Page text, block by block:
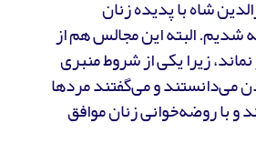
شاه با پدیده زنان
شدیم. البته این مجالس هم از
زیرا یکی از شروط منبری
می‌دانستند و می‌گفتند مردها
و با روضه‌خوانی زنان موافق